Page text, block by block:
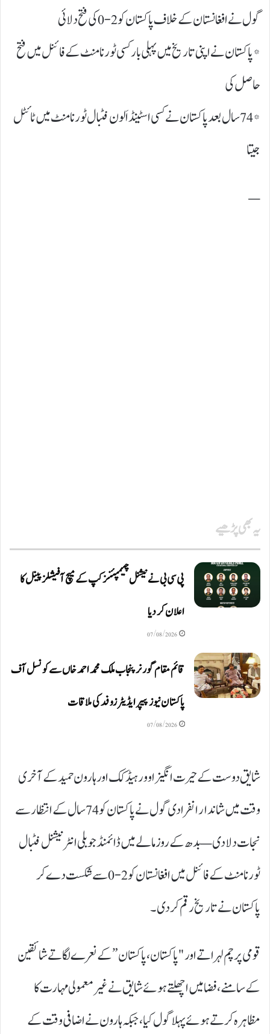
گول نے افغانستان کے خلاف پاکستان کو 2-0 کی فتح دلائی
* پاکستان نے اپنی تاریخ میں پہلی بار کسی ٹورنامنٹ کے فائنل میں فتح
حاصل کی
* 74 سال بعد پاکستان نے کسی اسٹینڈ اَلون فٹبال ٹورنامنٹ میں ٹائٹل
جیتا
—
یہ بھی پڑھیے
پی سی بی نے نیشنل چیمپئنز کپ کے میچ آفیشلز پینل کا
اعلان کر دیا
07/08/2026
قائم مقام گورنر پنجاب ملک محمد احمد خاں سے کونسل آف
پاکستان نیوز پیپر ایڈیٹرزوفد کی ملاقات
07/08/2026
شایق دوست کے حیرت انگیز اوور ہیڈ کک اور ہارون حمید کے آخری
وقت میں شاندار انفرادی گول نے پاکستان کو 74 سال کے انتظار سے
نجات دلا دی — بدھ کے روز مالے میں ڈائمنڈ جوبلی انٹرنیشنل فٹبال
ٹورنامنٹ کے فائنل میں افغانستان کو 2-0 سے شکست دے کر
پاکستان نے تاریخ رقم کر دی۔
قومی پرچم لہراتے اور "پاکستان، پاکستان” کے نعرے لگاتے شائقین
کے سامنے، فضا میں اچھلتے ہوئے شایق نے غیر معمولی مہارت کا
مظاہرہ کرتے ہوئے پہلا گول کیا، جبکہ ہارون نے اضافی وقت کے